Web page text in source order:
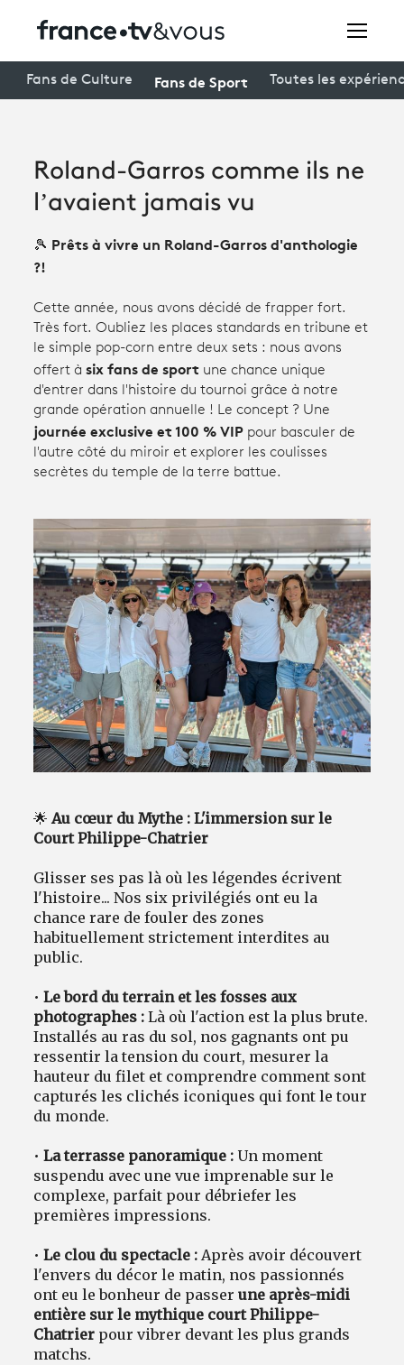
Avantages fidélité
Participer et assister à une émission
À votre écoute
Productions et innovation
Fans de Culture Fans de Sport Toutes les
Roland-Garros comme ils ne
l’avaient jamais vu
🎾 Prêts à vivre un Roland-Garros d'anthologie
?!
Cette année, nous avons décidé de frapper fort.
Très fort. Oubliez les places standards en tribune et
le simple pop-corn entre deux sets : nous avons
offert àsix fans de sport une chance unique
d'entrer dans l'histoire du tournoi grâce à notre
grande opération annuelle ! Le concept ? Une
journée exclusive et 100 % VIP pour basculer de
l'autre côté du miroir et explorer les coulisses
secrètes du temple de la terre battue.
🌟Au cœur du Mythe : L'immersion sur le
Court Philippe-Chatrier
Glisser ses pas là où les légendes écrivent
l'histoire... Nos six privilégiés ont eu la
chance rare de fouler des zones
habituellement strictement interdites au
public.
•Le bord du terrain et les fosses aux
photographes : Là où l'action est la plus brute.
Installés au ras du sol, nos gagnants ont pu
ressentir la tension du court, mesurer la
hauteur du filet et comprendre comment sont
capturés les clichés iconiques qui font le tour
du monde.
•La terrasse panoramique : Un moment
suspendu avec une vue imprenable sur le
complexe, parfait pour débriefer les
premières impressions.
•Le clou du spectacle : Après avoir découvert
l'envers du décor le matin, nos passionnés
ont eu le bonheur de passerune après-midi
entière sur le mythique court Philippe-
Chatrier pour vibrer devant les plus grands
matchs.